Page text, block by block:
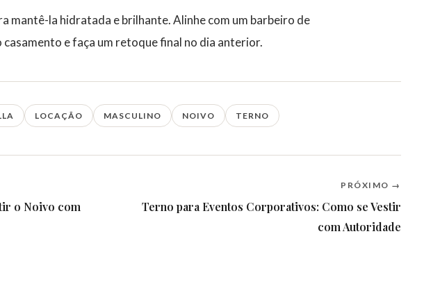
mantê-la hidratada e brilhante. Alinhe com um barbeiro de
casamento e faça um retoque final no dia anterior.
LOCAÇÃO MASCULINO NOIVO TERNO
o Noivo com
PRÓXIMO →
Terno para Eventos Corporativos: Como se Vestir
com Autoridade